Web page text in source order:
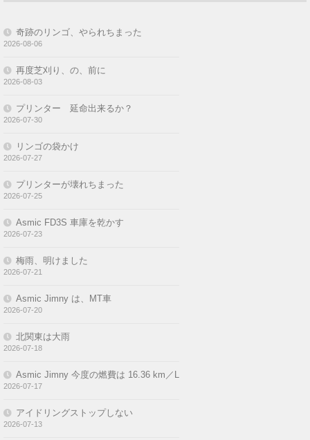
奇跡のリンゴ、やられちまった
2026-08-06
再度芝刈り、の、前に
2026-08-03
プリンター 延命出来るか？
2026-07-30
リンゴの袋かけ
2026-07-27
プリンターが壊れちまった
2026-07-25
Asmic FD3S 車庫を乾かす
2026-07-23
梅雨、明けました
2026-07-21
Asmic Jimny は、MT車
2026-07-20
北関東は大雨
2026-07-18
Asmic Jimny 今度の燃費は 16.36 km／L
2026-07-17
アイドリングストップしない
2026-07-13